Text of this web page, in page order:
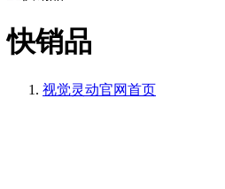
快销品
视觉灵动官网首页